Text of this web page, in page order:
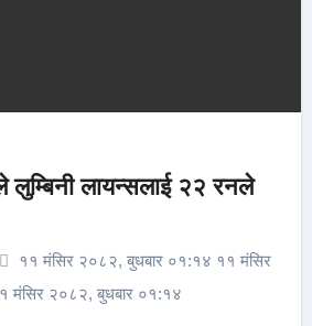
लुम्बिनी लायन्सलाई २२ रनले
११ मंसिर २०८२, बुधबार ०१:१४ ११ मंसिर
मंसिर २०८२, बुधबार ०१:१४